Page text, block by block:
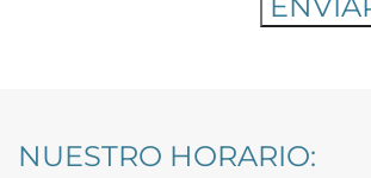
NUESTRO HORARIO: